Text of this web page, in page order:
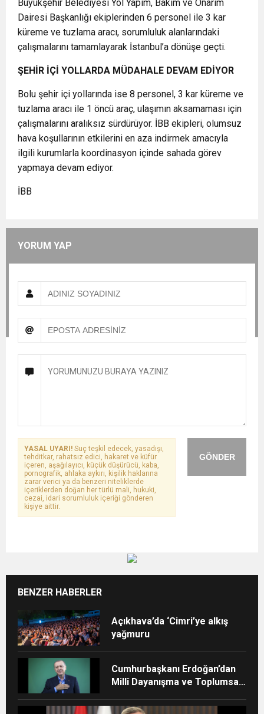
Büyükşehir Belediyesi Yol Yapım, Bakım ve Onarım
Dairesi Başkanlığı ekiplerinden 6 personel ile 3 kar
küreme ve tuzlama aracı, sorumluluk alanlarındaki
çalışmalarını tamamlayarak İstanbul’a dönüşe geçti.
ŞEHİR İÇİ YOLLARDA MÜDAHALE DEVAM EDİYOR
Bolu şehir içi yollarında ise 8 personel, 3 kar küreme ve
tuzlama aracı ile 1 öncü araç, ulaşımın aksamaması için
çalışmalarını aralıksız sürdürüyor. İBB ekipleri, olumsuz
hava koşullarının etkilerini en aza indirmek amacıyla
ilgili kurumlarla koordinasyon içinde sahada görev
yapmaya devam ediyor.
İBB
YORUM YAP
GÖNDER
YASAL UYARI! Suç teşkil edecek, yasadışı,
tehditkar, rahatsız edici, hakaret ve küfür
içeren, aşağılayıcı, küçük düşürücü, kaba,
pornografik, ahlaka aykırı, kişilik haklarına
zarar verici ya da benzeri niteliklerde
içeriklerden doğan her türlü mali, hukuki,
cezai, idari sorumluluk içeriği gönderen
kişiye aittir.
BENZER HABERLER
Açıkhava’da ‘Cimri’ye alkış
yağmuru
Cumhurbaşkanı Erdoğan’dan
Millî Dayanışma ve Toplumsal
Güçlendirilmesine Dair Kanun